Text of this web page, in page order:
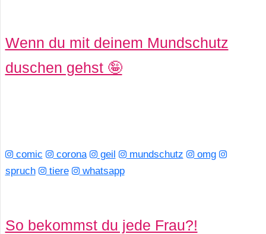
Wenn du mit deinem Mundschutz
duschen gehst 🤪
comic corona geil mundschutz
omg
spruch
tiere whatsapp
So bekommst du jede Frau?!